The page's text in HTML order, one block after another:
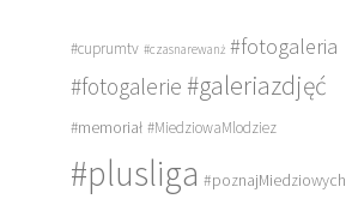
#cuprumtv #czasnarewanż #fotogaleria
#fotogalerie #galeriazdjęć
#memoriał #MiedziowaMlodziez
#plusliga #poznajMiedziowych